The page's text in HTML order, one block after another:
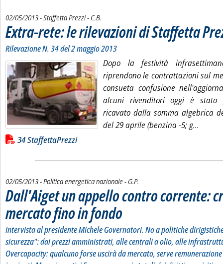
02/05/2013- Staffetta Prezzi - di:
C.B.
Extra-rete: le rilevazioni di Staffetta
Rilevazione N. 34 del 2 maggio 2013
Dopo la festività
riprendono le contrattazioni sul
consueta confusione
alcuni rivenditori oggi è stato
ricavato dalla somma algebrica
del 29 aprile (benzina -5; g...
Lista allegati PDF alla notizia
34 StaffettaPrezzi
02/05/2013- Politica energetica nazionale - di:
G.P.
Dall'Aiget un appello contro corrente:
mercato fino in fondo
Intervista al presidente Michele Governatori. No a politiche
sicurezza": dai prezzi amministrati, alle centrali a olio, alle
Overcapacity: qualcuno forse uscirà da mercato, serve